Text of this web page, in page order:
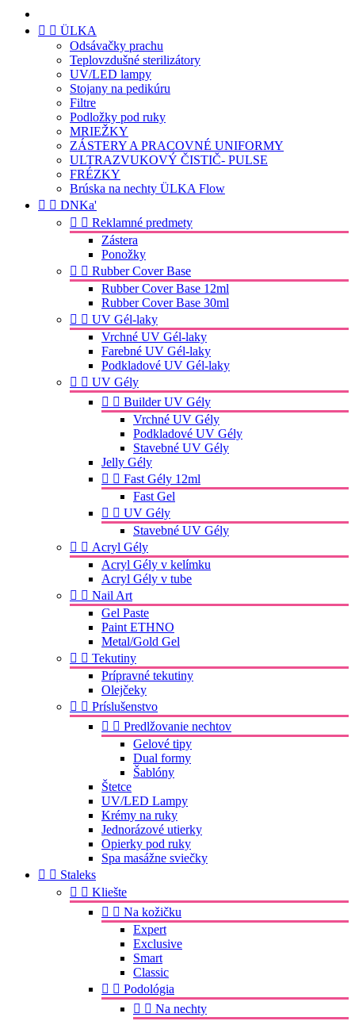
  ÜLKA
Odsávačky prachu
Teplovzdušné sterilizátory
UV/LED lampy
Stojany na pedikúru
Filtre
Podložky pod ruky
MRIEŽKY
ZÁSTERY A PRACOVNÉ UNIFORMY
ULTRAZVUKOVÝ ČISTIČ- PULSE
FRÉZKY
Brúska na nechty ÜLKA Flow
  DNKa'
  Reklamné predmety
Zástera
Ponožky
  Rubber Cover Base
Rubber Cover Base 12ml
Rubber Cover Base 30ml
  UV Gél-laky
Vrchné UV Gél-laky
Farebné UV Gél-laky
Podkladové UV Gél-laky
  UV Gély
  Builder UV Gély
Vrchné UV Gély
Podkladové UV Gély
Stavebné UV Gély
Jelly Gély
  Fast Gély 12ml
Fast Gel
  UV Gély
Stavebné UV Gély
  Acryl Gély
Acryl Gély v kelímku
Acryl Gély v tube
  Nail Art
Gel Paste
Paint ETHNO
Metal/Gold Gel
  Tekutiny
Prípravné tekutiny
Olejčeky
  Príslušenstvo
  Predlžovanie nechtov
Gelové tipy
Dual formy
Šablóny
Štetce
UV/LED Lampy
Krémy na ruky
Jednorázové utierky
Opierky pod ruky
Spa masážne sviečky
  Staleks
  Kliešte
  Na kožičku
Expert
Exclusive
Smart
Classic
  Podológia
  Na nechty